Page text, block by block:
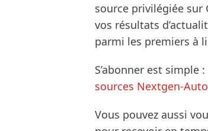
source privilégiée sur
vos résultats
parmi les premiers à
S’abonner est simple
sources Nextgen-
Vous pouvez aussi